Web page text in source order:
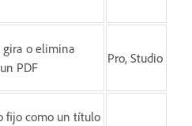
gira o elimina
PDF
Pro, Studio
fijo como un título